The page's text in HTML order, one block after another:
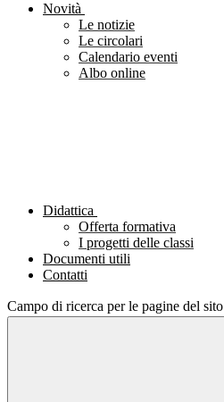
Novità
Le notizie
Le circolari
Calendario eventi
Albo online
Didattica
Offerta formativa
I progetti delle classi
Documenti utili
Contatti
Campo di ricerca per le pagine del sito